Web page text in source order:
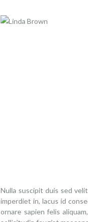
Nulla suscipit duis sed
imperdiet in, lacus id
ornare sapien felis